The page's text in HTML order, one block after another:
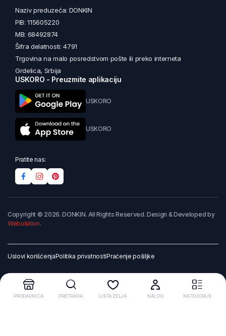
Naziv preduzeća: DONKIN
PIB: 115605220
MB: 68492874
Šifra delatnosti: 4791
Trgovina na malo posredstvom pošte ili preko interneta
Grdelica, Srbija
USKORO - Preuzmite aplikaciju
USKORO
USKORO
Pratite nas:
Copyright © 2026. DONKIN. All Rights Reserved. Design & Developed by
Webolution.
Uslovi korišćenjaPolitika privatnostiPraćenje pošiljke
PRODAVNICA PRETRAGA LISTA ŽELJA NALOG KATEGORIJE